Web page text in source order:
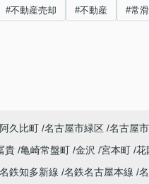
#不動産売却 #不動産 #常
久比町 名古屋市緑区 名古屋
貴 亀崎常盤町 金沢 宮本町 花
名鉄知多新線 名鉄名古屋本線